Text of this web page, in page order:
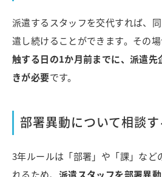
派遣するスタッフを交代すれば、
遣し続けることができます。その
触する日の1か月前までに、派遣先
きが必要です。
部署異動について相談す
3年ルールは「部署」や「課」など
れるため、 派遣スタッフを部署異